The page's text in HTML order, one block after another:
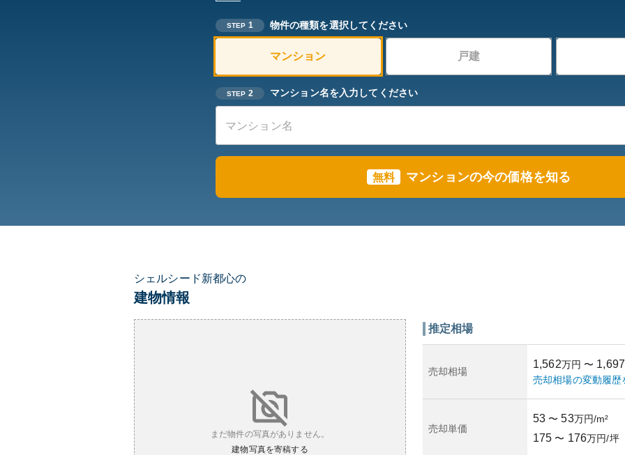
STEP 1 物件の種類を選択してください
マンション 戸建
STEP 2 マンション名を入力してください
無料 マンションの今の価格を知る
シェルシード新都心の
建物情報
まだ物件の写真がありません。
建物写真を寄稿する
推定相場
売却相場
1,562万円 〜 1,697
売却相場の変動履歴
売却単価
53 〜 53万円/m²
175 〜 176万円/坪